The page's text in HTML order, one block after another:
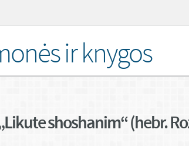
ir knygos
shoshanim“ (hebr.